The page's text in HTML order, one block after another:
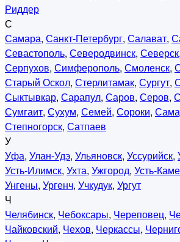
Риддер
С
Самара, Санкт-Петербург, Салават,
Севастополь, Северодвинск, Северск,
Серпухов, Симферополь, Смоленск,
Старый Оскол, Стерлитамак, Сургут,
Сыктывкар, Сарапул, Саров, Серов,
Сумгаит, Сухум, Семей, Сороки,
Степногорск, Сатпаев
У
Уфа, Улан-Удэ, Ульяновск, Уссурийск,
Усть-Илимск, Ухта, Ужгород, Усть-
Унгены, Ургенч, Учкудук, Ургут
Ч
Челябинск, Чебоксары, Череповец,
Чайковский, Чехов, Черкассы,